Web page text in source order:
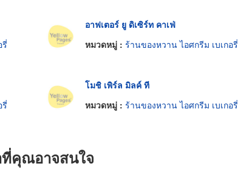
อาฟเตอร์ ยู ดิเซิร์ท คาเฟ่
หมวดหมู่ : ร้านของหวาน ไอศกรีม เบเกอรี่
โมชิ เพิร์ล มิลค์ ที
หมวดหมู่ : ร้านของหวาน ไอศกรีม เบเกอรี่
คุณอาจสนใจ